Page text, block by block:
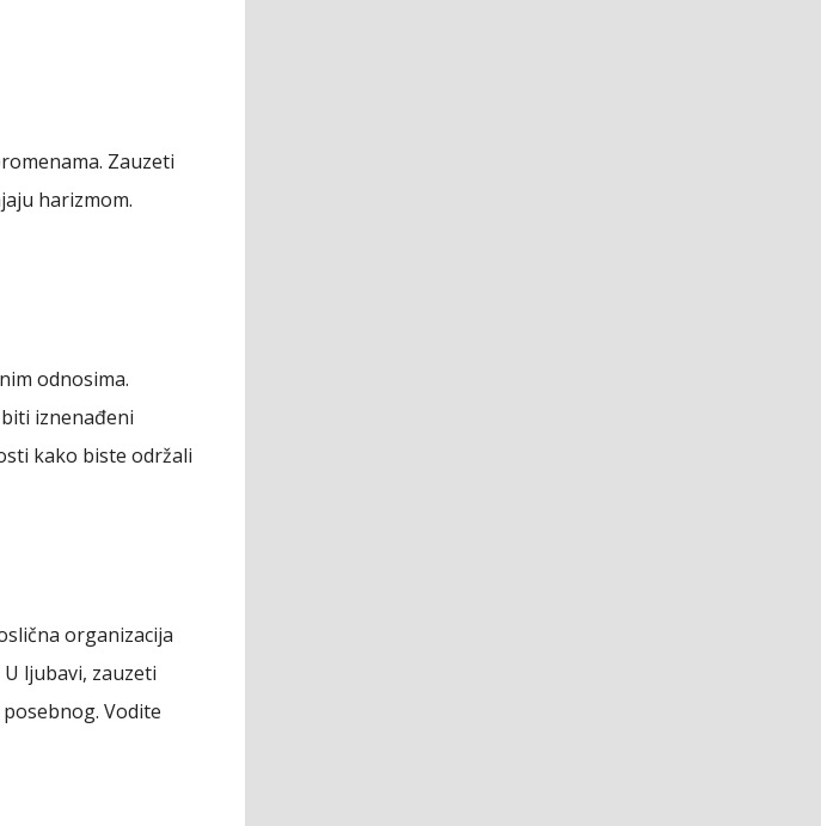
Zauzeti
harizmom.
odnosima.
iznenađeni
kako biste održali
organizacija
ljubavi, zauzeti
Vodite